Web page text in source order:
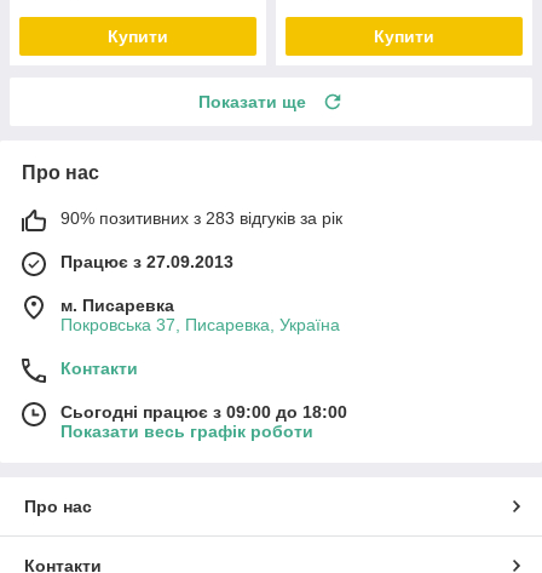
Купити Купити
Показати ще
Про нас
90% позитивних з 283 відгуків за рік
Працює з 27.09.2013
м. Писаревка
Покровська 37, Писаревка, Україна
Контакти
Сьогодні працює з 09:00 до 18:00
Показати весь графік роботи
Про нас
Контакти